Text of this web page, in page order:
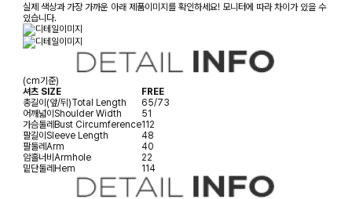
실제 색상과 가장 가까운 아래 제품이미지를 확인하세요! 모니터에 따라 차이가 있을 수
있습니다.
(cm기준)
셔츠 SIZE
FREE
총길이(앞/뒤)Total Length
65/73
어깨넓이Shoulder Width
51
가슴둘레Bust Circumference112
팔길이Sleeve Length
48
팔둘레Arm
40
암홀너비Armhole
22
밑단둘레Hem 114